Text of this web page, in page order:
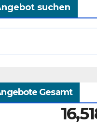
suchen
Gesamt